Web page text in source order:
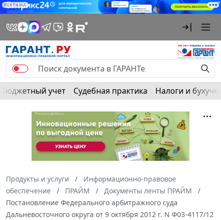
РЕКЛАМА
Бюджетный учет Судебная практика Налоги и
Продукты и услуги
Информационно-правовое
обеспечение
ПРАЙМ
Документы ленты ПРАЙМ
Постановление Федерального арбитражного суда
Дальневосточного округа от 9 октября 2012 г. N Ф03-4117/12